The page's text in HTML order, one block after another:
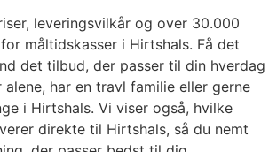
leveringsvilkår og over 30.000
måltidskasser i Hirtshals. Få det
det tilbud, der passer til din hverdag
har en travl familie eller gerne
i Hirtshals. Vi viser også, hvilke
direkte til Hirtshals, så du nemt